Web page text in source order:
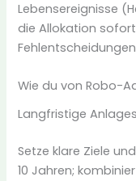
Lebensereignisse
die Allokation
Wie du von Robo-
Langfristige
Setze klare Ziele
10 Jahren;